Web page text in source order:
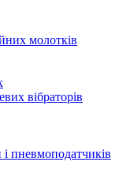
молотків
вібраторів
пневмоподатчиків